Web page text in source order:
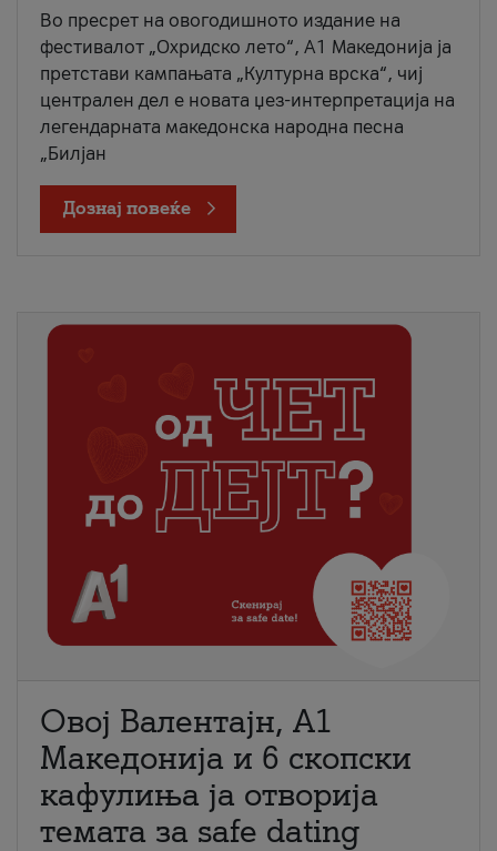
Во пресрет на овогодишното издание на
фестивалот „Охридско лето“, А1 Македонија ја
претстави кампањата „Културна врска“, чиј
централен дел е новата џез-интерпретација на
легендарната македонска народна песна
„Билјан
Дознај повеќе
Овој Валентајн, A1
Македонија и 6 скопски
кафулиња ја отворија
темата за safe dating